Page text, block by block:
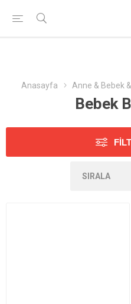
Anasayfa Anne & Bebek
Bebek